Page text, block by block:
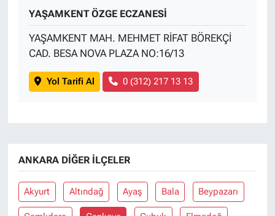
YAŞAMKENT ÖZGE ECZANESİ
YAŞAMKENT MAH. MEHMET RİFAT BÖREKÇİ
CAD. BESA NOVA PLAZA NO:16/13
Yol Tarifi Al 0 (312) 217 13 13
ANKARA DIĞER İLÇELER
Akyurt Altındağ Ayaş Bala Beypazarı